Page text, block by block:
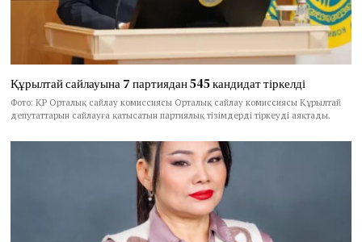
Құрылтай сайлауына 7 партиядан 545 кандидат тіркелді
Фото: ҚР Орталық сайлау комиссиясы Орталық сайлау комиссиясы Құрылтай
депутаттарын сайлауға қатысатын партиялық тізімдерді тіркеуді аяқтады.